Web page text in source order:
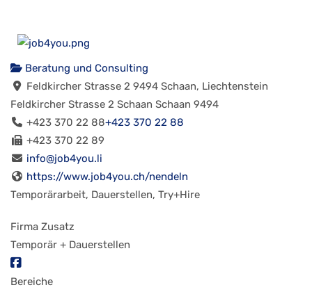
Beratung und Consulting
Feldkircher Strasse 2 9494 Schaan, Liechtenstein
Feldkircher Strasse 2 Schaan Schaan 9494
+423 370 22 88+423 370 22 88
+423 370 22 89
info@job4you.li
https://www.job4you.ch/nendeln
Temporärarbeit, Dauerstellen, Try+Hire
Firma Zusatz
Temporär + Dauerstellen
Bereiche